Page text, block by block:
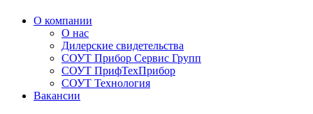
О компании
О нас
Дилерские свидетельства
СОУТ Прибор Сервис Групп
СОУТ ПрифТехПрибор
СОУТ Технология
Вакансии